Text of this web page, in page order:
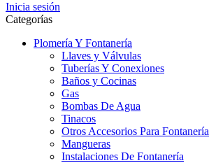
Inicia sesión
Categorías
Plomería Y Fontanería
Llaves y Válvulas
Tuberías Y Conexiones
Baños y Cocinas
Gas
Bombas De Agua
Tinacos
Otros Accesorios Para Fontanería
Mangueras
Instalaciones De Fontanería